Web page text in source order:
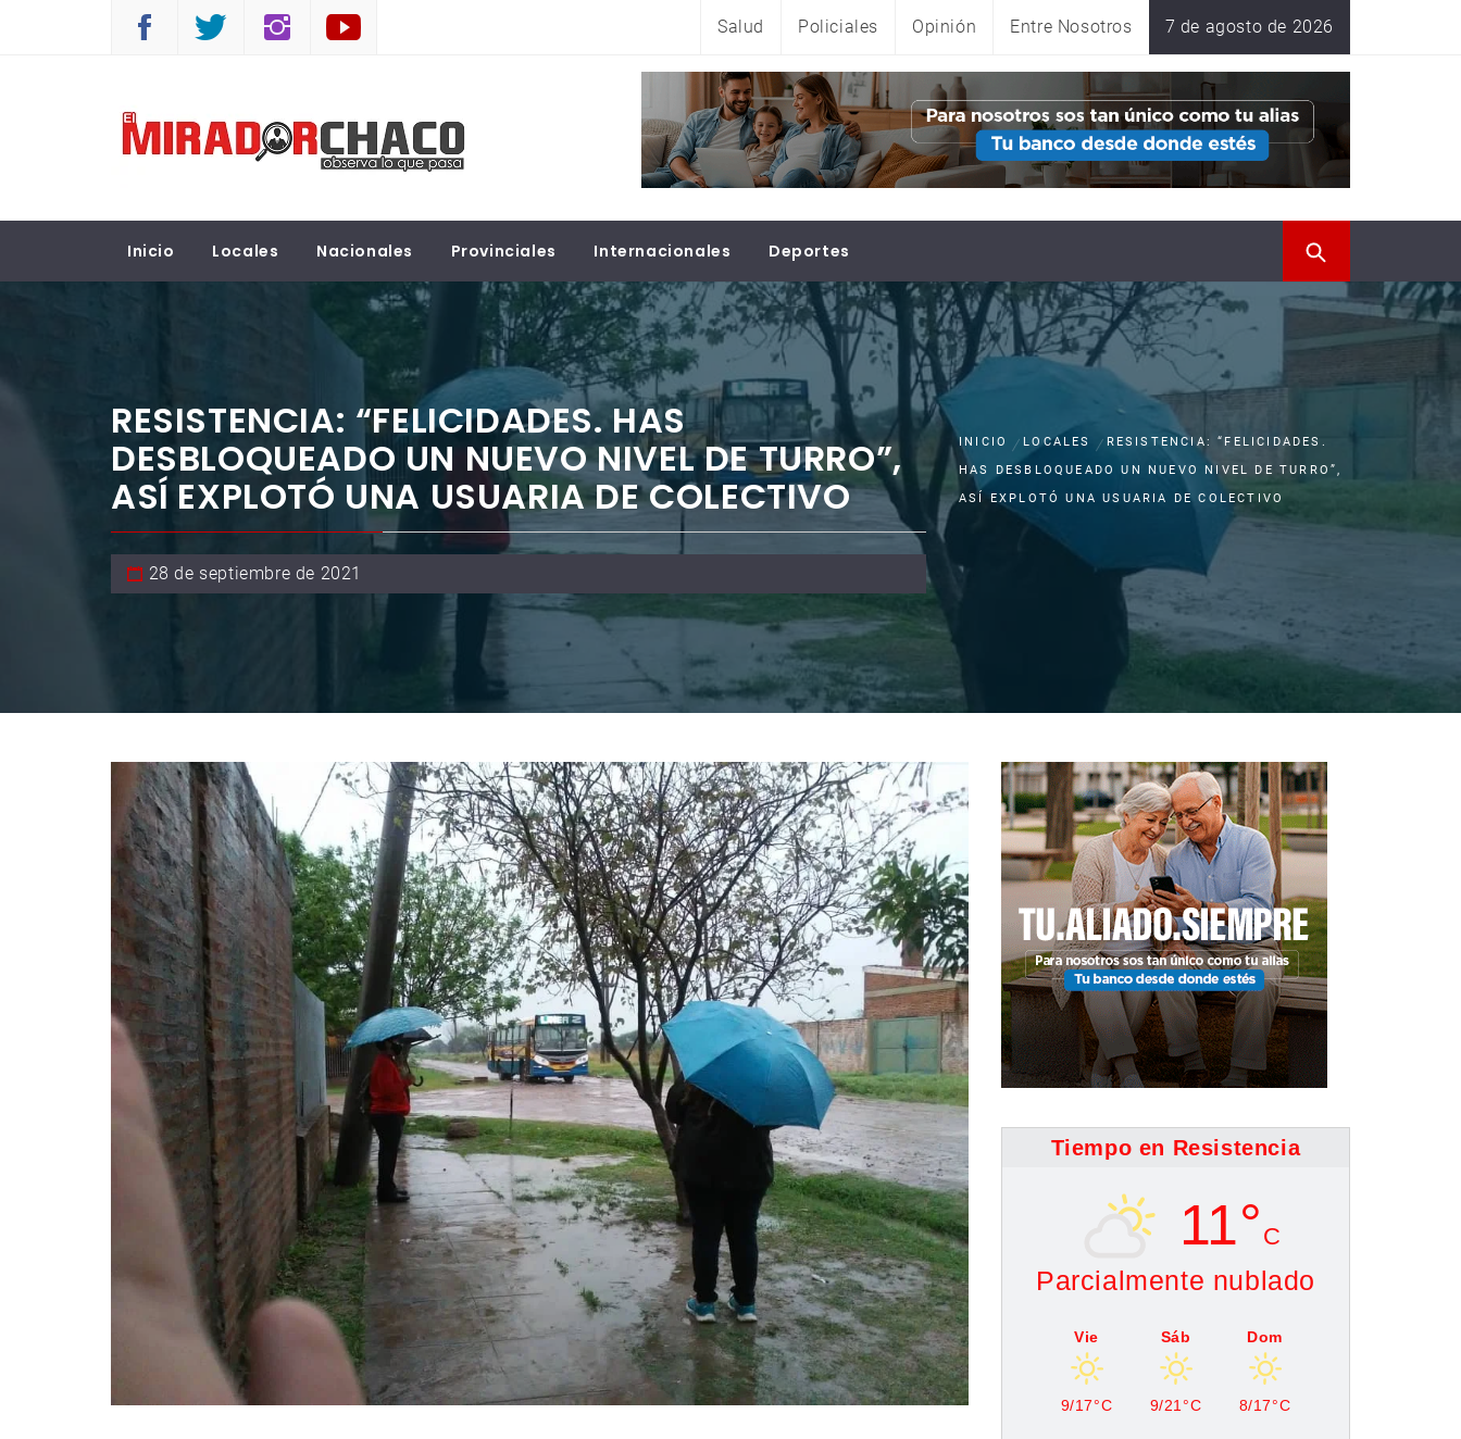
Salud Policiales Opinión Entre Nosotros 7 de agosto de 2026
EL MIRADOR CHACO
Inicio Locales Nacionales Provinciales Internacionales Deportes
RESISTENCIA: “FELICIDADES. HAS
DESBLOQUEADO UN NUEVO NIVEL DE TURRO”,
ASÍ EXPLOTÓ UNA USUARIA DE COLECTIVO
28 de septiembre de 2021
INICIO LOCALES
RESISTENCIA: “FELICIDADES.
HAS DESBLOQUEADO UN NUEVO NIVEL DE TURRO”,
ASÍ EXPLOTÓ UNA USUARIA DE COLECTIVO
Tiempo en Resistencia
11° C
Parcialmente nublado
Vie
9/17°C
Sáb
9/21°C
Dom
8/17°C